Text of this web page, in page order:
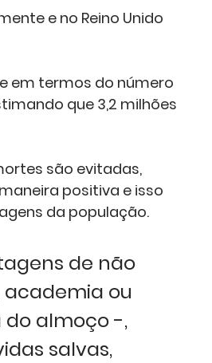
e no Reino Unido
em termos do número
que 3,2 milhões
são evitadas,
positiva e isso
da população.
de não
ou
almoço -,
salvas,